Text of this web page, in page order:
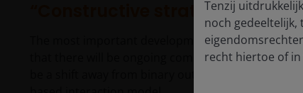
“Constructive strategic
The most important development is the
that there will be ongoing competition, structured
Tenzij
noch gedeeltelijk,
recht hiertoe of